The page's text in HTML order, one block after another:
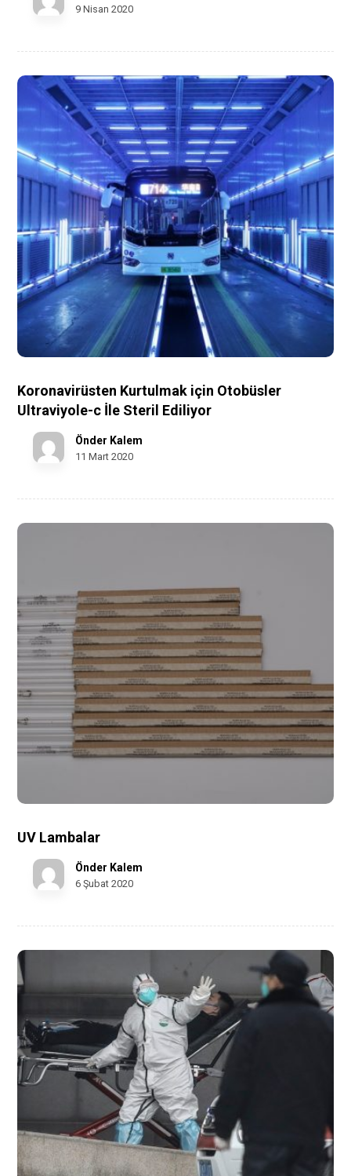
9 Nisan 2020
Koronavirüsten Kurtulmak için Otobüsler
Ultraviyole-c İle Steril Ediliyor
Önder Kalem
11 Mart 2020
UV Lambalar
Önder Kalem
6 Şubat 2020